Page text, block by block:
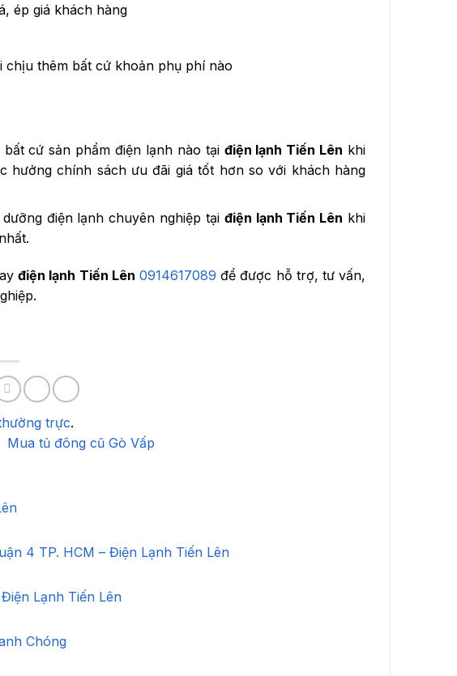
ép giá khách hàng
thêm bất cứ khoản phụ phí nào
cứ sản phẩm điện lạnh nào tại điện lạnh Tiến Lên khi
chính sách ưu đãi giá tốt hơn so với khách hàng
điện lạnh chuyên nghiệp tại điện lạnh Tiến Lên khi
điện lạnh Tiến Lên 0914617089 để được hỗ trợ, tư vấn,
trực.
Mua tủ đông cũ Gò Vấp
4 TP. HCM – Điện Lạnh Tiến Lên
Lạnh Tiến Lên
Chóng